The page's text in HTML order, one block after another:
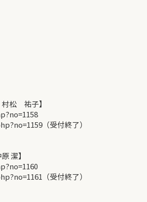
松 祐子】
（受付終了）
潔】
（受付終了）